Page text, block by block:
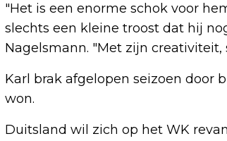
"Het is een enorme schok voor
slechts een kleine troost dat hij
Nagelsmann. "Met zijn
Karl brak afgelopen seizoen door
won.
Duitsland wil zich op het WK